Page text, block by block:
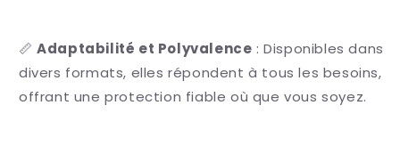
📏Adaptabilité et Polyvalence : Disponibles dans
divers formats, elles répondent à tous les besoins,
offrant une protection fiable où que vous soyez.